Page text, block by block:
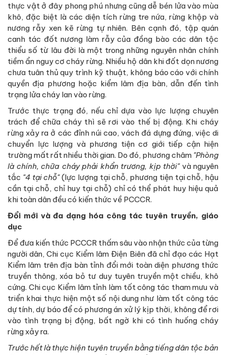
thực vật ở đây phong phú nhưng cũng dễ bén lửa vào mùa
khô, đặc biệt là các diện tích rừng tre nứa, rừng khộp và
nương rẫy xen kẽ rừng tự nhiên. Bên cạnh đó, tập quán
canh tác đốt nương làm rẫy của đồng bào các dân tộc
thiểu số từ lâu đời là một trong những nguyên nhân chính
tiềm ẩn nguy cơ cháy rừng. Nhiều hộ dân khi đốt dọn nương
chưa tuân thủ quy trình kỹ thuật, không báo cáo với chính
quyền địa phương hoặc kiểm lâm địa bàn, dẫn đến tình
trạng lửa cháy lan vào rừng.
Trước thực trạng đó, nếu chỉ dựa vào lực lượng chuyên
trách để chữa cháy thì sẽ rơi vào thế bị động. Khi cháy
rừng xảy ra ở các đỉnh núi cao, vách đá dựng đứng, việc di
chuyển lực lượng và phương tiện cơ giới tiếp cận hiện
trường mất rất nhiều thời gian. Do đó, phương châm "Phòng
là chính, chữa cháy phải khẩn trương, kịp thời"và nguyên
tắc "4 tại chỗ"(lực lượng tại chỗ, phương tiện tại chỗ, hậu
cần tại chỗ, chỉ huy tại chỗ) chỉ có thể phát huy hiệu quả
khi toàn dân đều có kiến thức về PCCCR.
Đổi mới và đa dạng hóa công tác tuyên truyền, giáo
dục
Để đưa kiến thức PCCCR thấm sâu vào nhận thức của từng
người dân, Chi cục Kiểm lâm Điện Biên đã chỉ đạo các Hạt
Kiểm lâm trên địa bàn tỉnh đổi mới toàn diện phương thức
truyền thông, xóa bỏ tư duy tuyên truyền một chiều, khô
cứng. Chi cục Kiểm lâm tỉnh làm tốt công tác tham mưu và
triển khai thực hiện một số nội dung như làm tốt công tác
dự tính, dự báo để có phương án xử lý kịp thời, không để rơi
vào tình trạng bị động, bất ngờ khi có tình huống cháy
rừng xảy ra.
Trước hết là thực hiện tuyên truyền bằng tiếng dân tộc bản